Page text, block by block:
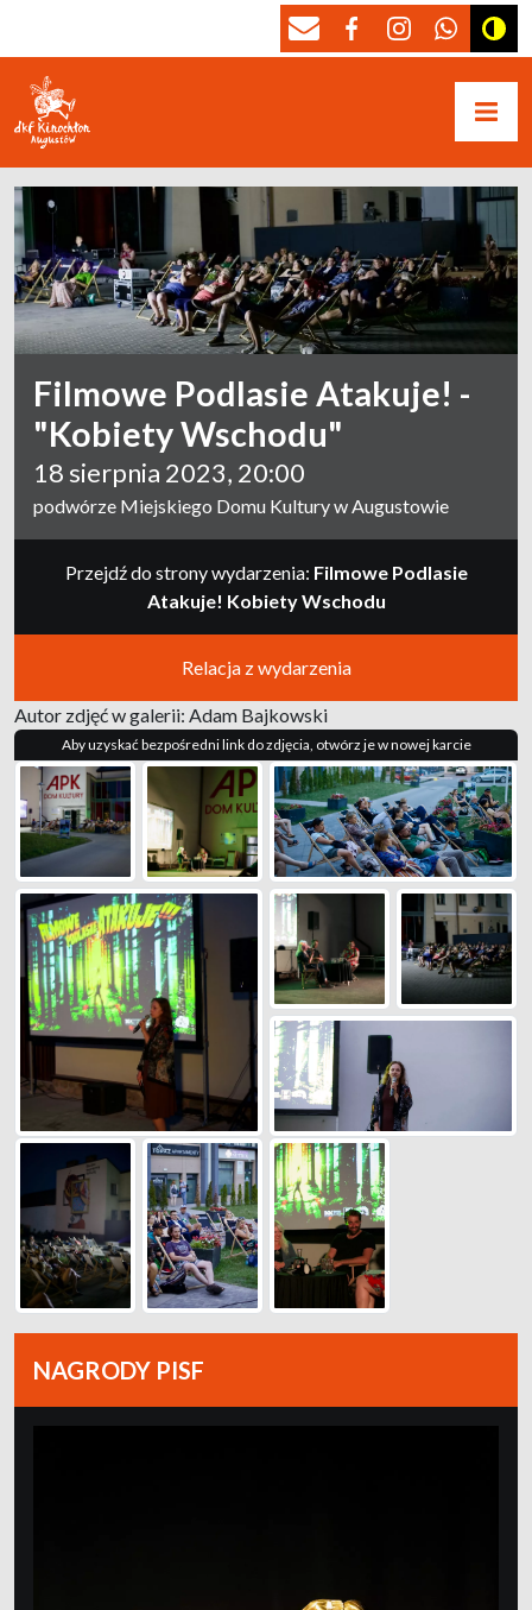
Filmowe Podlasie Atakuje! -
"Kobiety Wschodu"
18 sierpnia 2023, 20:00
podwórze Miejskiego Domu Kultury w Augustowie
Przejdź do strony wydarzenia: Filmowe Podlasie
Atakuje! Kobiety Wschodu
Relacja z wydarzenia
Autor zdjęć w galerii: Adam Bajkowski
Aby uzyskać bezpośredni link do zdjęcia, otwórz je w nowej karcie
NAGRODY PISF